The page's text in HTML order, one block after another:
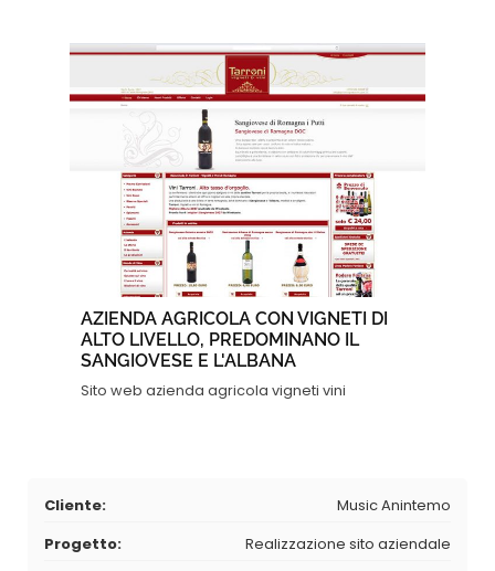
AZIENDA AGRICOLA CON VIGNETI DI
ALTO LIVELLO, PREDOMINANO IL
SANGIOVESE E L'ALBANA
Sito web azienda agricola vigneti vini
Cliente:
Music Anintemo
Progetto:
Realizzazione sito aziendale